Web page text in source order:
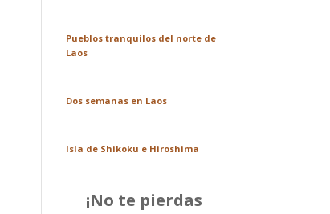
Pueblos tranquilos del norte de
Laos
Dos semanas en Laos
Isla de Shikoku e Hiroshima
¡No te pierdas